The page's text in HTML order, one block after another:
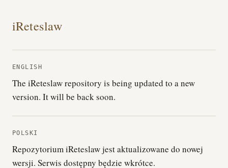
iReteslaw
ENGLISH
The iReteslaw repository is being updated to a new
version. It will be back soon.
POLSKI
Repozytorium iReteslaw jest aktualizowane do nowej
wersji. Serwis dostępny będzie wkrótce.